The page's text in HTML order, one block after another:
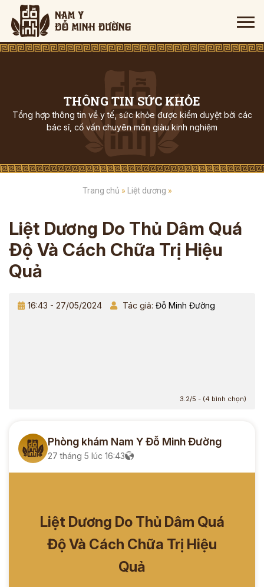
THÔNG TIN SỨC KHỎE
Tổng hợp thông tin về y tế, sức khỏe được kiểm duyệt bởi các
bác sĩ, cố vấn chuyên môn giàu kinh nghiệm
Trang chủ » Liệt dương »
Liệt Dương Do Thủ Dâm Quá
Độ Và Cách Chữa Trị Hiệu
Quả
16:43 - 27/05/2024 Tác giả: Đỗ Minh Đường
3.2/5 - (4 bình chọn)
Phòng khám Nam Y Đỗ Minh Đường
27 tháng 5 lúc 16:43
Liệt Dương Do Thủ Dâm Quá
Độ Và Cách Chữa Trị Hiệu
Quả